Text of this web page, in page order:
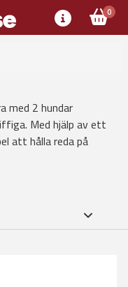
0
med 2 hundar
Med hjälp av ett
att hålla reda på